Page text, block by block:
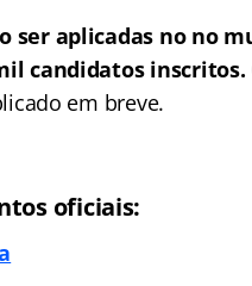
ser aplicadas no no
candidatos inscritos.
em breve.
oficiais: